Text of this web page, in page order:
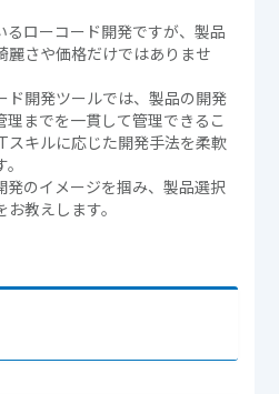
るローコード開発ですが、製品
麗さや価格だけではありませ
ド開発ツールでは、製品の開発
までを一貫して管理できるこ
スキルに応じた開発手法を柔軟
発のイメージを掴み、製品選択
教えします。